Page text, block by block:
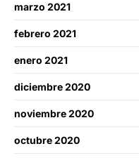
marzo 2021
febrero 2021
enero 2021
diciembre 2020
noviembre 2020
octubre 2020